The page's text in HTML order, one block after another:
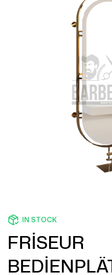
IN STOCK
FRİSEUR